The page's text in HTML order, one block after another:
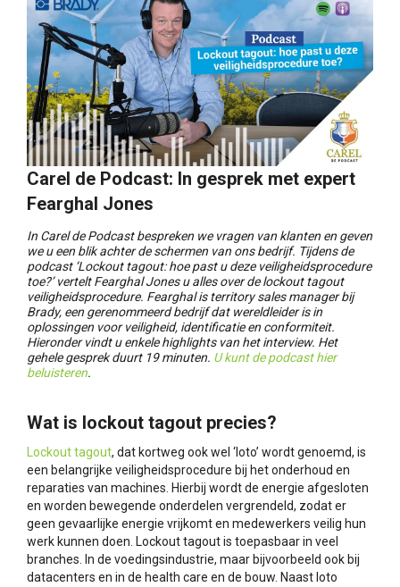
Carel de Podcast: In gesprek met expert
Fearghal Jones
In Carel de Podcast bespreken we vragen van klanten en geven
we u een blik achter de schermen van ons bedrijf. Tijdens de
podcast ‘Lockout tagout: hoe past u deze veiligheidsprocedure
toe?’ vertelt Fearghal Jones u alles over de lockout tagout
veiligheidsprocedure. Fearghal is territory sales manager bij
Brady, een gerenommeerd bedrijf dat wereldleider is in
oplossingen voor veiligheid, identificatie en conformiteit.
Hieronder vindt u enkele highlights van het interview. Het
gehele gesprek duurt 19 minuten. U kunt de podcast hier
beluisteren.
Wat is lockout tagout precies?
Lockout tagout, dat kortweg ook wel ‘loto’ wordt genoemd, is
een belangrijke veiligheidsprocedure bij het onderhoud en
reparaties van machines. Hierbij wordt de energie afgesloten
en worden bewegende onderdelen vergrendeld, zodat er
geen gevaarlijke energie vrijkomt en medewerkers veilig hun
werk kunnen doen. Lockout tagout is toepasbaar in veel
branches. In de voedingsindustrie, maar bijvoorbeeld ook bij
datacenters en in de health care en de bouw. Naast loto